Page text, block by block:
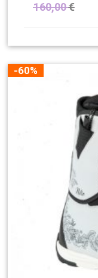
160,00€
-60%